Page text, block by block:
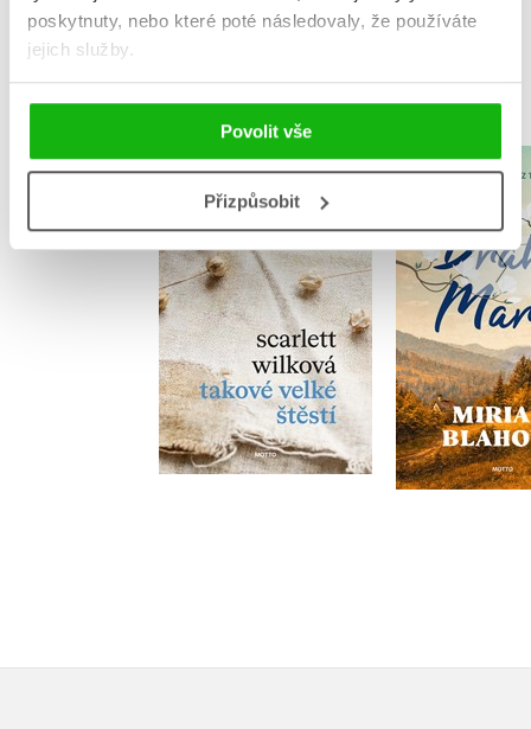
poskytnuty, nebo které poté následovaly, že používáte
jejich služby.
Povolit vše
Přizpůsobit
MOHLO BY VÁS TAKÉ ZAJÍMAT
Takové velké štěstí
Scarlett Wilková
Do košíku
469 Kč
375 Kč
Drahá
Miriam
Do
399 Kč